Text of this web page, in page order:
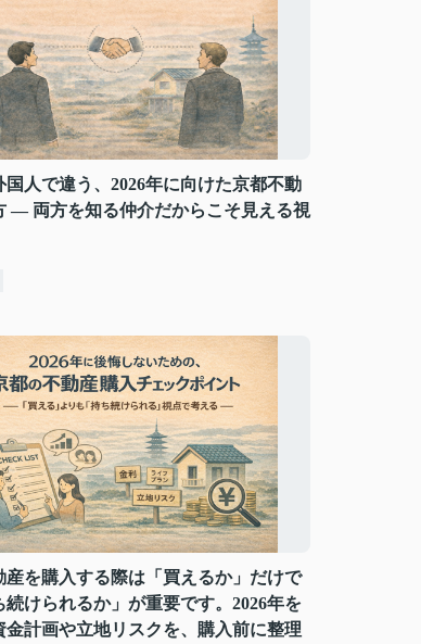
国人で違う、2026年に向けた京都不動
— 両方を知る仲介だからこそ見える視
産を購入する際は「買えるか」だけで
続けられるか」が重要です。2026年を
金計画や立地リスクを、購入前に整理